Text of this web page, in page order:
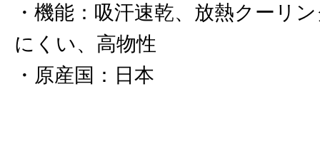
機能 ： 吸汗速乾、放熱クーリ
にくい、高物性
原産国 ： 日本